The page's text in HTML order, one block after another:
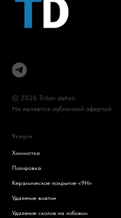
© 2026 Triton detail
Не является публичной офертой
Услуги
Химчистка
Полировка
Керамическое покрытие «9H»
Удаление вмятин
Удаление сколов на лобовом